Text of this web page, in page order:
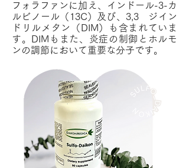
フォラファンに加え、インドール-3-カ
ルビノール（13C）及び、3,3 ジイン
ドリルメタン（DIM）も含まれていま
す。DIMもまた、炎症の制御とホルモ
ンの調節において重要な分子です。